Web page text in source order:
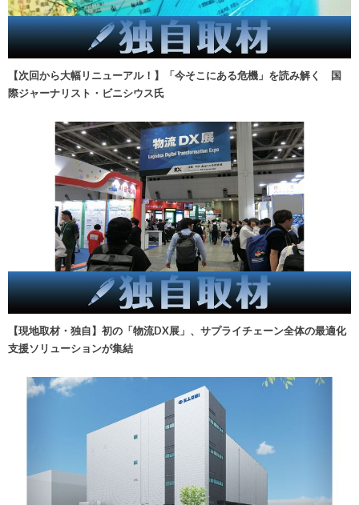
【次回から大幅リニューアル！】「今そこにある危機」を読み解く 国
際ジャーナリスト・ビニシウス氏
【現地取材・独自】初の「物流DX展」、サプライチェーン全体の最適化
支援ソリューションが集結